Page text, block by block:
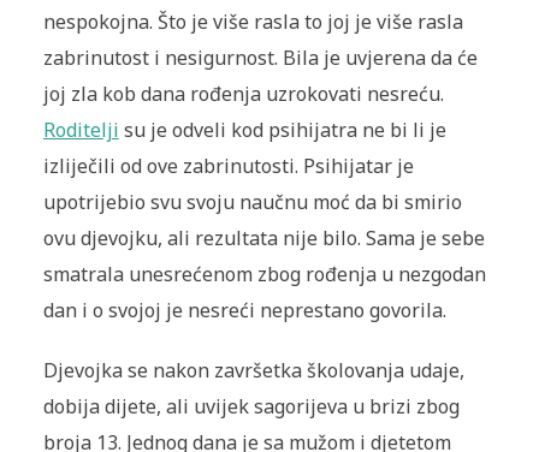
nespokojna. Što je više rasla to joj je više rasla
zabrinutost i nesigurnost. Bila je uvjerena da će
joj zla kob dana rođenja uzrokovati nesreću.
Roditelji su je odveli kod psihijatra ne bi li je
izliječili od ove zabrinutosti. Psihijatar je
upotrijebio svu svoju naučnu moć da bi smirio
ovu djevojku, ali rezultata nije bilo. Sama je sebe
smatrala unesrećenom zbog rođenja u nezgodan
dan i o svojoj je nesreći neprestano govorila.
Djevojka se nakon završetka školovanja udaje,
dobija dijete, ali uvijek sagorijeva u brizi zbog
broja 13. Jednog dana je sa mužom i djetetom